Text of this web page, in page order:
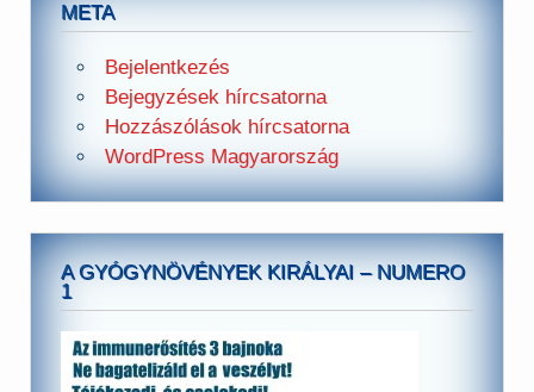
META
Bejelentkezés
Bejegyzések hírcsatorna
Hozzászólások hírcsatorna
WordPress Magyarország
A GYÓGYNÖVÉNYEK KIRÁLYAI – NUMERO
1